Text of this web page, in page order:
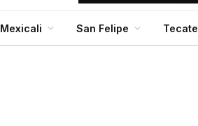
Mexicali San Felipe Tecate